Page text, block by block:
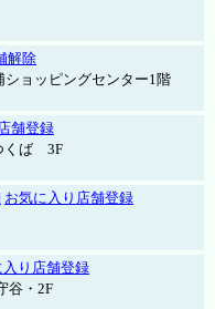
解除
ョッピングセンター1階
舗登録
くば 3F
お気に入り店舗登録
入り店舗登録
谷・2F